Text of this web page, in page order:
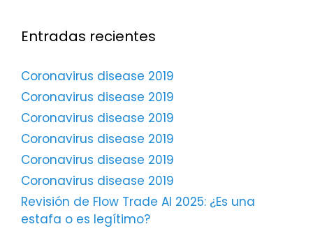
Entradas recientes
Coronavirus disease 2019
Coronavirus disease 2019
Coronavirus disease 2019
Coronavirus disease 2019
Coronavirus disease 2019
Coronavirus disease 2019
Revisión de Flow Trade AI 2025: ¿Es una
estafa o es legítimo?